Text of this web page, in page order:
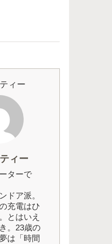
ィー
ィー
ターで
ドア派。
充電はひ
とはいえ
。23歳の
は「時間